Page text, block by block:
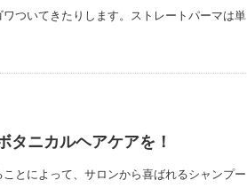
ついてきたりします。ストレートパーマは単
タニカルヘアケアを！
とによって、サロンから喜ばれるシャンプー